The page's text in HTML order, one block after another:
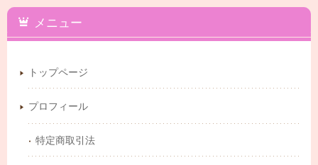
メニュー
トップページ
プロフィール
特定商取引法